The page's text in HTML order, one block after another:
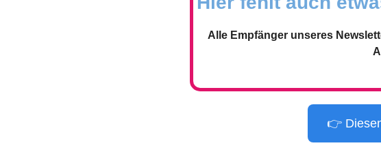
Alle Empfänger unseres
👉